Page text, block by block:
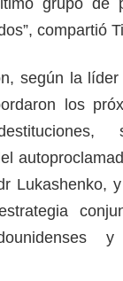
compartió
según la
los
Lukashenko,